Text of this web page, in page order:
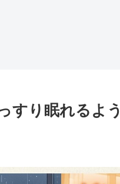
すり眠れるよ